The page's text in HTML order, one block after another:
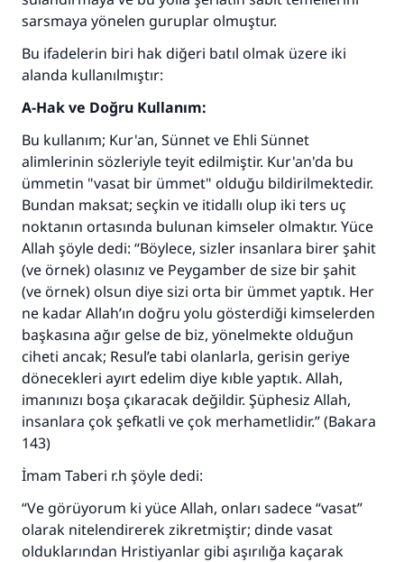
sarsmaya yönelen guruplar olmuştur.
Bu ifadelerin biri hak diğeri batıl olmak üzere iki
alanda kullanılmıştır:
A-Hak ve Doğru Kullanım:
Bu kullanım; Kur'an, Sünnet ve Ehli Sünnet
alimlerinin sözleriyle teyit edilmiştir. Kur'an'da bu
ümmetin "vasat bir ümmet" olduğu bildirilmektedir.
Bundan maksat; seçkin ve itidallı olup iki ters uç
noktanın ortasında bulunan kimseler olmaktır. Yüce
Allah şöyle dedi: “Böylece, sizler insanlara birer şahit
(ve örnek) olasınız ve Peygamber de size bir şahit
(ve örnek) olsun diye sizi orta bir ümmet yaptık. Her
ne kadar Allah’ın doğru yolu gösterdiği kimselerden
başkasına ağır gelse de biz, yönelmekte olduğun
ciheti ancak; Resul’e tabi olanlarla, gerisin geriye
dönecekleri ayırt edelim diye kıble yaptık. Allah,
imanınızı boşa çıkaracak değildir. Şüphesiz Allah,
insanlara çok şefkatli ve çok merhametlidir.” (Bakara
143)
İmam Taberi r.h şöyle dedi:
“Ve görüyorum ki yüce Allah, onları sadece “vasat”
olarak nitelendirerek zikretmiştir; dinde vasat
olduklarından Hristiyanlar gibi aşırılığa kaçarak